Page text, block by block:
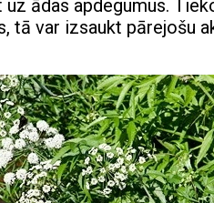
ādas apdegumus.
tā var izsaukt pārejošu